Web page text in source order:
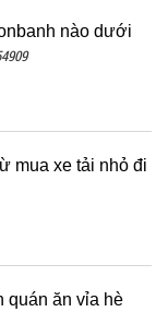
nào dưới
mua xe tải nhỏ đi
quán ăn vỉa hè